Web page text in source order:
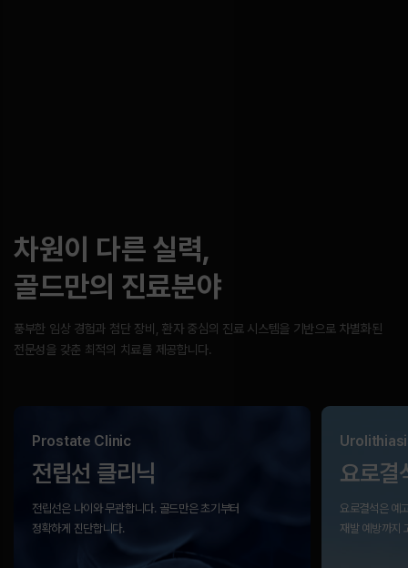
차원이 다른 실력,
골드만의 진료분야
풍부한 임상 경험과 첨단 장비, 환자 중심의 진료 시스템을 기반으로 차별화된
전문성을 갖춘 최적의 치료를 제공합니다.
Prostate Clinic
전립선 클리닉
전립선은 나이와 무관합니다. 골드만은 초기부터
정확하게 진단합니다.
요로결
요로결석은 예
재발 예방까지